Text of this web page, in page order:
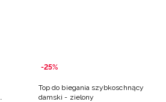
-25%
Top do biegania szybkoschnący
damski - zielony